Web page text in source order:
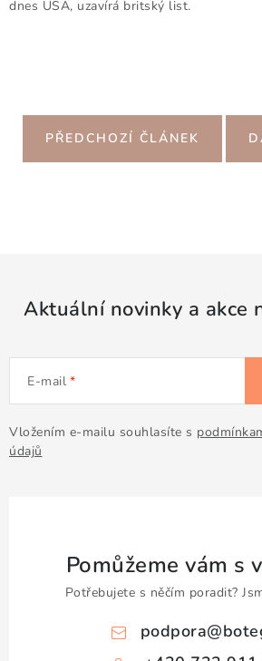
dnes USA, uzavírá britský list.
PŘEDCHOZÍ ČLÁNEK
Aktuální novinky a akce
E-mail
Vložením e-mailu souhlasíte s
údajů
Pomůžeme vám s
Potřebujete s něčím poradit?
podpora@